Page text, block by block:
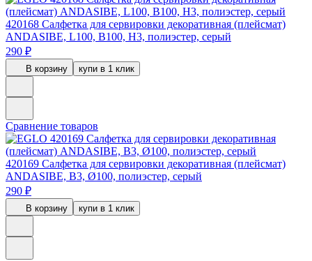
420168 Салфетка для сервировки декоративная (плейсмат)
ANDASIBE, L100, B100, H3, полиэстер, серый
290 ₽
В корзину купи в 1 клик
Сравнение товаров
420169 Салфетка для сервировки декоративная (плейсмат)
ANDASIBE, B3, Ø100, полиэстер, серый
290 ₽
В корзину купи в 1 клик